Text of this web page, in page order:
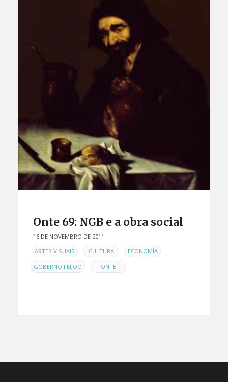
Onte 69: NGB e a obra social
16 DE NOVEMBRO DE 2011
ENARTES VISUAIS , CULTURA , ECONOMÍA ,
GOBERNO FEIJOO , ONTE